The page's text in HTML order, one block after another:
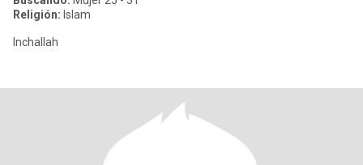
Religión: Islam
Inchallah